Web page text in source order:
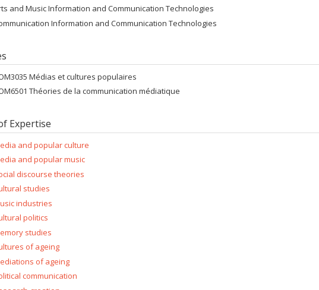
and Music Information and Communication Technologies
Information and Communication Technologies
Médias et cultures populaires
Théories de la communication médiatique
Expertise
and popular culture
and popular music
discourse theories
studies
industries
politics
studies
of ageing
of ageing
communication